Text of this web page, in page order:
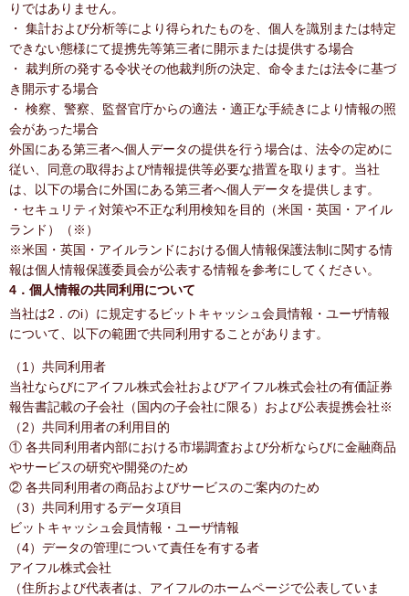
りではありません。
・ 集計および分析等により得られたものを、個人を識別または特定
できない態様にて提携先等第三者に開示または提供する場合
・ 裁判所の発する令状その他裁判所の決定、命令または法令に基づ
き開示する場合
・ 検察、警察、監督官庁からの適法・適正な手続きにより情報の照
会があった場合
外国にある第三者へ個人データの提供を行う場合は、法令の定めに
従い、同意の取得および情報提供等必要な措置を取ります。当社
は、以下の場合に外国にある第三者へ個人データを提供します。
・セキュリティ対策や不正な利用検知を目的（米国・英国・アイル
ランド）（※）
※米国・英国・アイルランドにおける個人情報保護法制に関する情
報は個人情報保護委員会が公表する情報を参考にしてください。
4．個人情報の共同利用について
当社は2．のi）に規定するビットキャッシュ会員情報・ユーザ情報
について、以下の範囲で共同利用することがあります。
（1）共同利用者
当社ならびにアイフル株式会社およびアイフル株式会社の有価証券
報告書記載の子会社（国内の子会社に限る）および公表提携会社※
（2）共同利用者の利用目的
① 各共同利用者内部における市場調査および分析ならびに金融商品
やサービスの研究や開発のため
② 各共同利用者の商品およびサービスのご案内のため
（3）共同利用するデータ項目
ビットキャッシュ会員情報・ユーザ情報
（4）データの管理について責任を有する者
アイフル株式会社
（住所および代表者は、アイフルのホームページで公表していま